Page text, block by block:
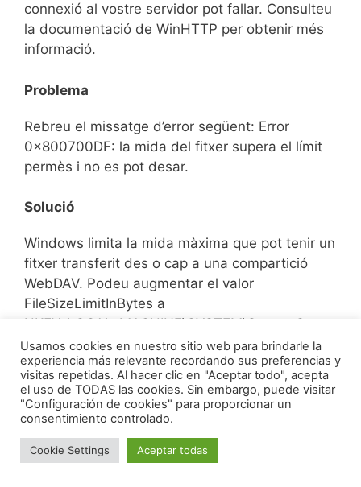
connexió al vostre servidor pot fallar. Consulteu
la documentació de WinHTTP per obtenir més
informació.
Problema
Rebreu el missatge d’error següent: Error
0x800700DF: la mida del fitxer supera el límit
permès i no es pot desar.
Solució
Windows limita la mida màxima que pot tenir un
fitxer transferit des o cap a una compartició
WebDAV. Podeu augmentar el valor
FileSizeLimitInBytes a
HKEY_LOCAL_MACHINE\SYSTEM\CurrentContr
olSet\Services\WebClient\Parameters fent clic a
Modificar. Per augmentar el límit fins al valor
màxim de 4 GB, seleccioneu Decimal, introduïu
un valor de 4294967295 i reinicieu Windows o
reinicieu el servei WebClient.
Problema
Usamos cookies en nuestro sitio web para brindarle la
experiencia más relevante recordando sus preferencias y
visitas repetidas. Al hacer clic en "Aceptar todo", acepta
el uso de TODAS las cookies. Sin embargo, puede visitar
"Configuración de cookies" para proporcionar un
consentimiento controlado.
Cookie Settings Aceptar todas